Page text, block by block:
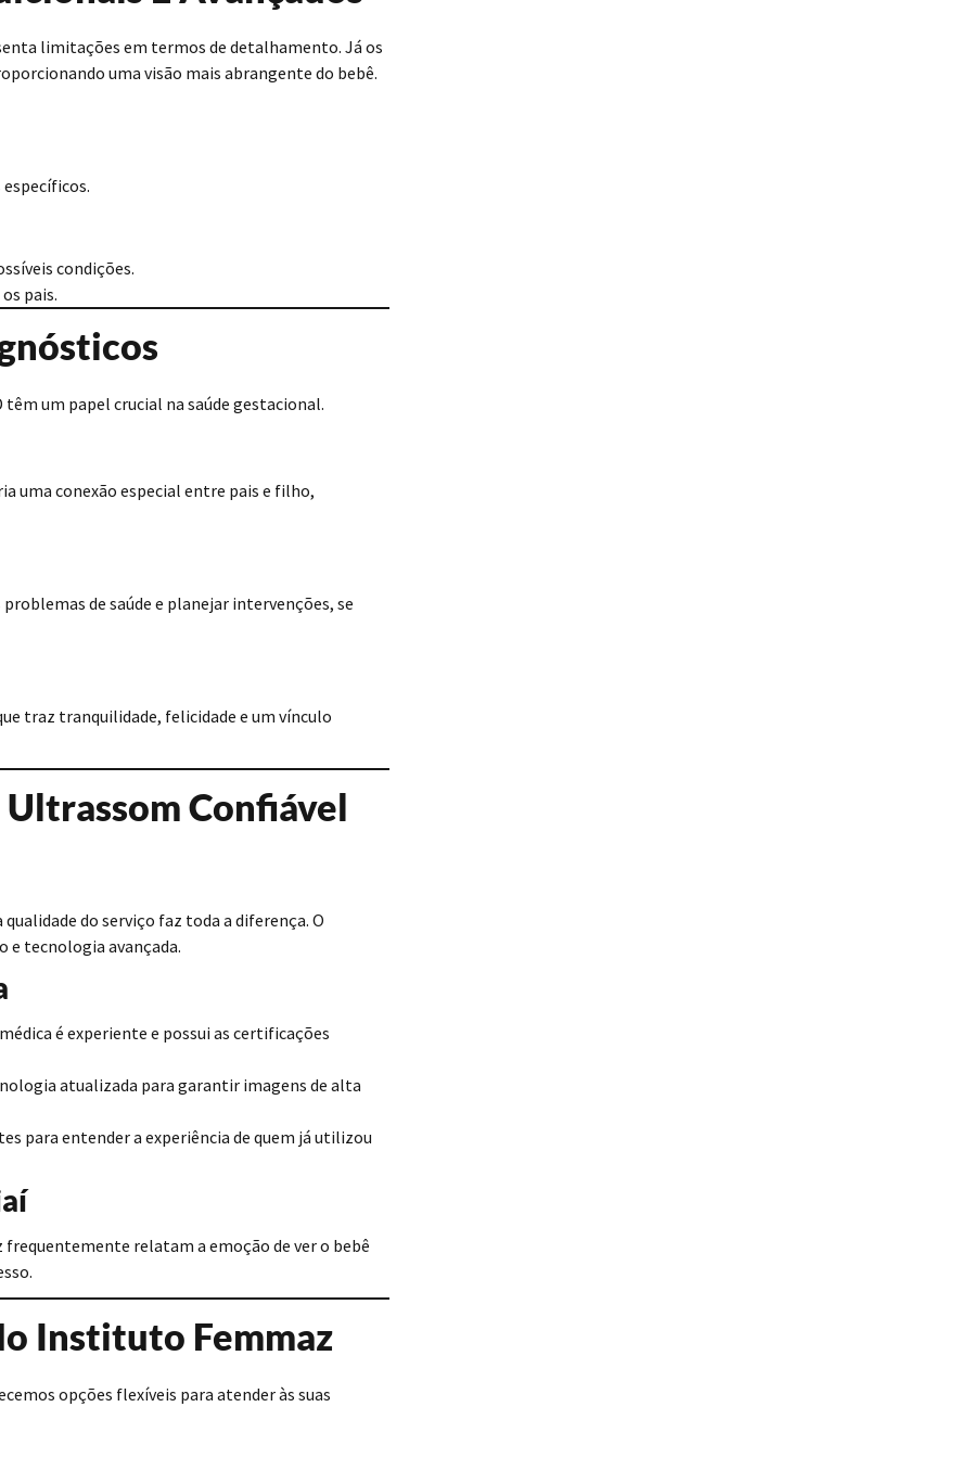
limitações em termos de detalhamento. Já os
uma visão mais abrangente do bebê.
condições.
pais.
um papel crucial na saúde gestacional.
uma conexão especial entre pais e filho,
de saúde e planejar intervenções, se
traz tranquilidade, felicidade e um vínculo
Confiável
do serviço faz toda a diferença. O
e tecnologia avançada.
é experiente e possui as certificações
atualizada para garantir imagens de alta
para entender a experiência de quem já utilizou
relatam a emoção de ver o bebê
Instituto Femmaz
opções flexíveis para atender às suas